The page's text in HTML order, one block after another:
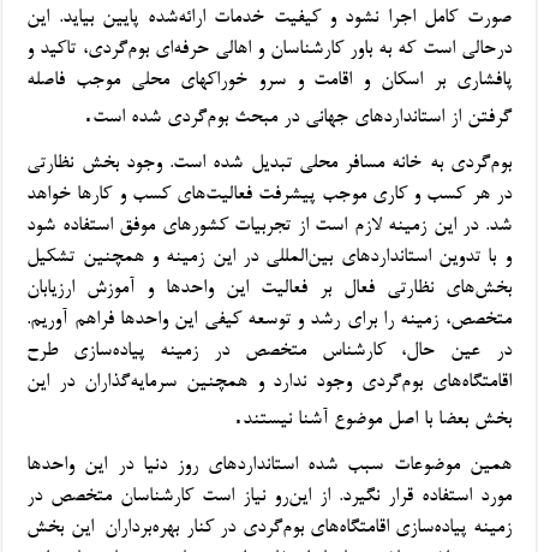
صورت کامل اجرا نشود و کیفیت خدمات ارائه‌شده پایین بیاید. این
درحالی است که به باور کارشناسان و اهالی حرفه‌ای بوم‌گردی، تاکید و
پافشاری بر اسکان و اقامت و سرو خوراکهای محلی موجب فاصله
گرفتن از استانداردهای جهانی در مبحث بوم‌گردی شده است.
بوم‌گردی به خانه مسافر محلی تبدیل شده است. وجود بخش نظارتی
در هر کسب و کاری موجب پیشرفت فعالیت‌های کسب و کارها خواهد
شد. در این زمینه لازم است از تجربیات کشورهای موفق استفاده شود
و با تدوین استانداردهای بین‌المللی در این زمینه و همچنین تشکیل
بخش‌های نظارتی فعال بر فعالیت این واحدها و آموزش ارزیابان
متخصص، زمینه را برای رشد و توسعه کیفی این واحدها فراهم آوریم.
در عین حال، کارشناس متخصص در زمینه پیاده‌سازی طرح
اقامتگاه‌های بوم‌گردی وجود ندارد و همچنین سرمایه‌گذاران در این
بخش بعضا با اصل موضوع آشنا نیستند.
همین موضوعات سبب شده استانداردهای روز دنیا در این واحدها
مورد استفاده قرار نگیرد. از این‌رو نیاز است کارشناسان متخصص در
زمینه پیاده‌سازی اقامتگاه‌های بوم‌گردی در کنار بهره‌برداران این بخش